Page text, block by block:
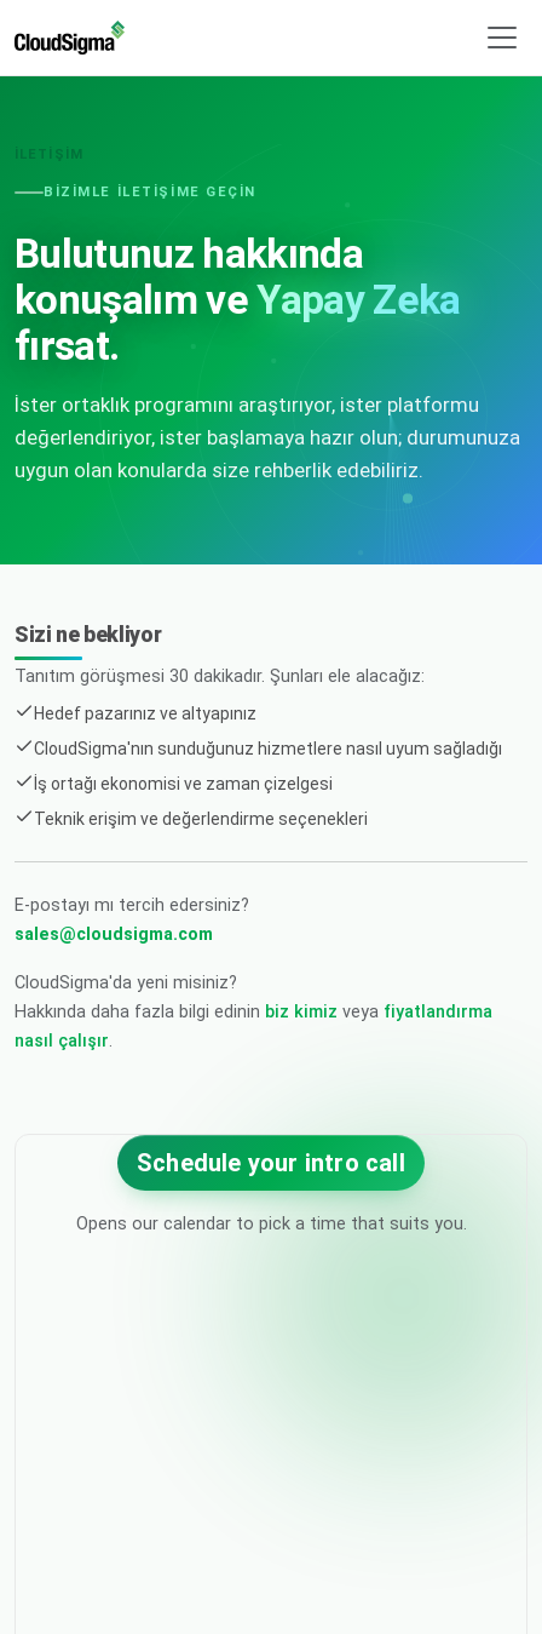
İLETIŞIM
BIZIMLE ILETIŞIME GEÇIN
Bulutunuz hakkında
konuşalım veYapay Zeka
fırsat.
İster ortaklık programını araştırıyor, ister platformu
değerlendiriyor, ister başlamaya hazır olun; durumunuza
uygun olan konularda size rehberlik edebiliriz.
Sizi ne bekliyor
Tanıtım görüşmesi 30 dakikadır. Şunları ele alacağız:
Hedef pazarınız ve altyapınız
CloudSigma'nın sunduğunuz hizmetlere nasıl uyum sağladığı
İş ortağı ekonomisi ve zaman çizelgesi
Teknik erişim ve değerlendirme seçenekleri
E-postayı mı tercih edersiniz?
sales@cloudsigma.com
CloudSigma'da yeni misiniz?
Hakkında daha fazla bilgi edinin biz kimiz veya fiyatlandırma
nasıl çalışır.
Schedule your intro call
Opens our calendar to pick a time that suits you.